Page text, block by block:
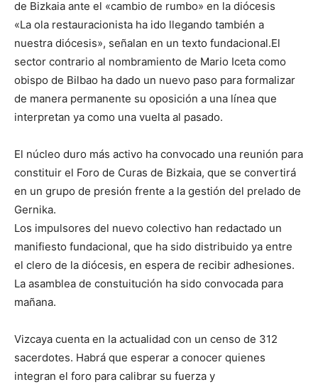
de Bizkaia ante el «cambio de rumbo» en la diócesis
«La ola restauracionista ha ido llegando también a
nuestra diócesis», señalan en un texto fundacional.El
sector contrario al nombramiento de Mario Iceta como
obispo de Bilbao ha dado un nuevo paso para formalizar
de manera permanente su oposición a una línea que
interpretan ya como una vuelta al pasado.
El núcleo duro más activo ha convocado una reunión para
constituir el Foro de Curas de Bizkaia, que se convertirá
en un grupo de presión frente a la gestión del prelado de
Gernika.
Los impulsores del nuevo colectivo han redactado un
manifiesto fundacional, que ha sido distribuido ya entre
el clero de la diócesis, en espera de recibir adhesiones.
La asamblea de constuitución ha sido convocada para
mañana.
Vizcaya cuenta en la actualidad con un censo de 312
sacerdotes. Habrá que esperar a conocer quienes
integran el foro para calibrar su fuerza y